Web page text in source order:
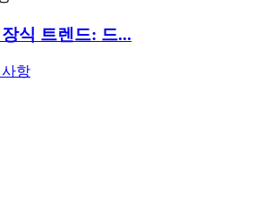
식 트렌드: 드...
항